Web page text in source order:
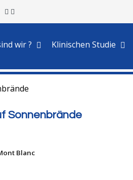
wir ? Klinischen Studie
Sonnenbrände
Blanc